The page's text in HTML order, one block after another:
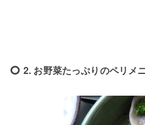
2. お野菜たっぷりのペリメ